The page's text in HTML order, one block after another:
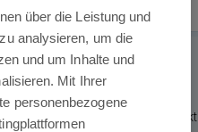
0 % Leute empfehlen das Produkt
über die Leistung und
analysieren, um die
und um Inhalte und
Mit Ihrer
personenbezogene